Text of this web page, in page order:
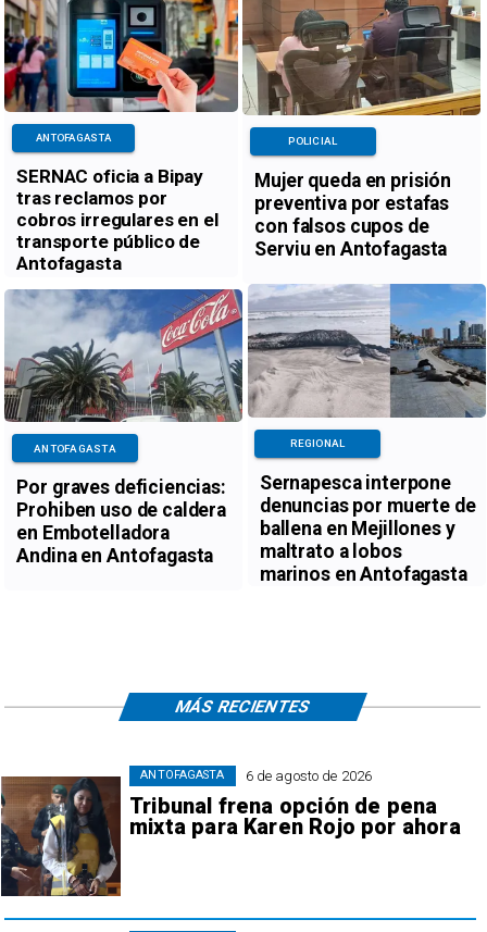
SERNAC oficia a Bipay
tras reclamos por
cobros irregulares en el
transporte público de
Antofagasta
ANTOFAGASTA
Mujer queda en prisión
preventiva por estafas
con falsos cupos de
Serviu en Antofagasta
POLICIAL
Por graves deficiencias:
Prohiben uso de caldera
en Embotelladora
Andina en Antofagasta
ANTOFAGASTA
Sernapesca interpone
denuncias por muerte de
ballena en Mejillones y
maltrato a lobos
marinos en Antofagasta
REGIONAL
6 de agosto de 2026
Tribunal frena opción de pena
mixta para Karen Rojo por ahora
ANTOFAGASTA
MÁS RECIENTES